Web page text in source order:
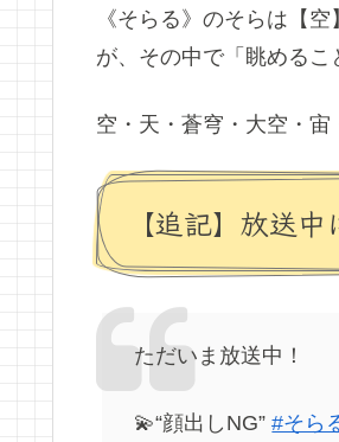
《そらる》のそらは【
が、その中で「眺めるこ
空・天・蒼穹・大空・宙
【追記】放送
ただいま放送中！
💫“顔出しNG”#そら